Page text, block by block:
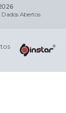
Dados Abertos